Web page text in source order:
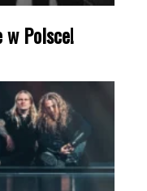
Polsce!